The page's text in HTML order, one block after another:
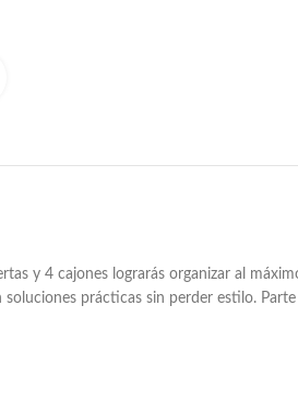
y 4 cajones lograrás organizar al
prácticas sin perder estilo.